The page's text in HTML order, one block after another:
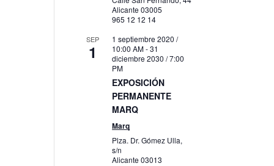
Alicante03005
965 12 12 14
SEP
1
1 septiembre 2020 /
10:00 AM-31
diciembre 2030 / 7:00
PM
EXPOSICIÓN
PERMANENTE
MARQ
Marq
Plza. Dr. Gómez Ulla,
s/n
Alicante03013